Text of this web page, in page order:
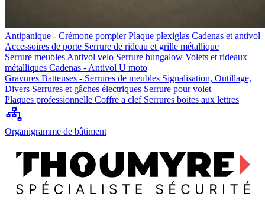
Antipanique - Crémone pompierPlaque plexiglas Cadenas et antivol
Accessoires de porte Serrure de rideau et grille métallique
Serrure meubles Antivol velo Serrure bungalow Volets et rideaux
métalliques Cadenas - Antivol U moto
Gravures Batteuses - Serrures de meubles Signalisation, Outillage,
Divers Serrures et gâches électriques Serrure pour volet
Plaques professionnelle Coffre a clef Serrures boites aux lettres
Organigramme de bâtiment